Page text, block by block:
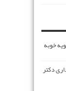
خوبه
دکتر